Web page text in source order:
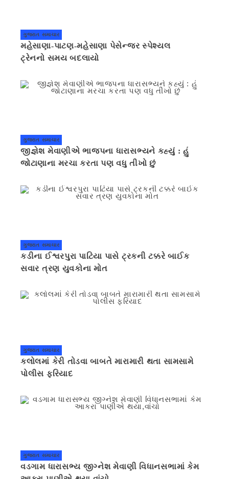
ગુજરાત સમાચાર
મહેસાણા-પાટણ-મહેસાણા પેસેન્જર સ્પેશ્યલ
ટ્રેનનો સમય બદલાયો
ગુજરાત સમાચાર
જીજ્ઞેશ મેવાણીએ ભાજપના ધારાસભ્યને કહ્યું : હું
જોટાણાના મરચા કરતા પણ વધુ તીખો છું
ગુજરાત સમાચાર
કડીના ઈશ્વરપુરા પાટિયા પાસે ટ્રકની ટક્કરે બાઈક
સવાર ત્રણ યુવકોના મોત
ગુજરાત સમાચાર
કલોલમાં કેરી તોડવા બાબતે મારામારી થતા સામસામે
પોલીસ ફરિયાદ
ગુજરાત સમાચાર
વડગામ ધારાસભ્ય જીગ્નેશ મેવાણી વિધાનસભામાં કેમ